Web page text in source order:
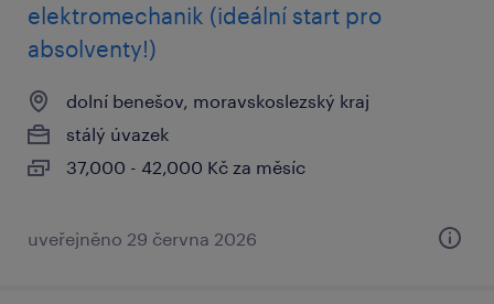
elektromechanik (ideální start pro
absolventy!)
dolní benešov, moravskoslezský kraj
stálý úvazek
37,000 - 42,000 Kč za měsíc
uveřejněno 29 června 2026